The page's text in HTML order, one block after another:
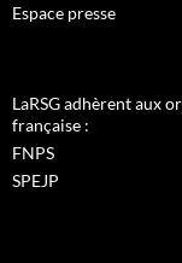
Espace presse
LaRSG adhèrent aux
française :
FNPS
SPEJP